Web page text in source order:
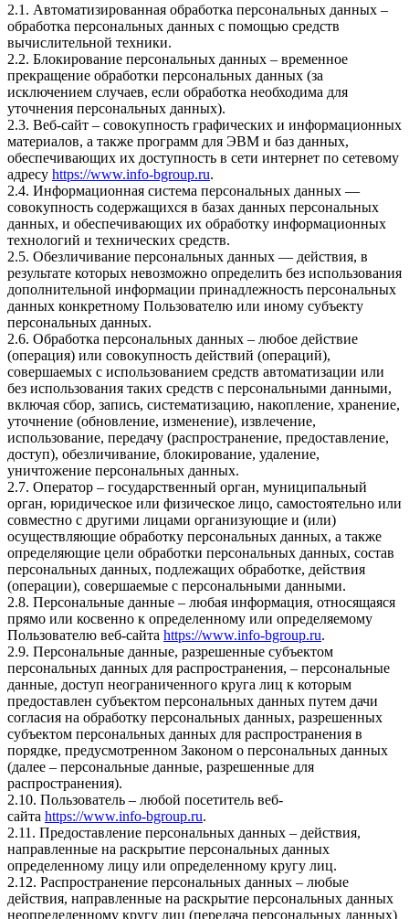
2.1. Автоматизированная обработка персональных данных –
обработка персональных данных с помощью средств
вычислительной техники.
2.2. Блокирование персональных данных – временное
прекращение обработки персональных данных (за
исключением случаев, если обработка необходима для
уточнения персональных данных).
2.3. Веб-сайт – совокупность графических и информационных
материалов, а также программ для ЭВМ и баз данных,
обеспечивающих их доступность в сети интернет по сетевому
адресу https://www.info-bgroup.ru.
2.4. Информационная система персональных данных —
совокупность содержащихся в базах данных персональных
данных, и обеспечивающих их обработку информационных
технологий и технических средств.
2.5. Обезличивание персональных данных — действия, в
результате которых невозможно определить без использования
дополнительной информации принадлежность персональных
данных конкретному Пользователю или иному субъекту
персональных данных.
2.6. Обработка персональных данных – любое действие
(операция) или совокупность действий (операций),
совершаемых с использованием средств автоматизации или
без использования таких средств с персональными данными,
включая сбор, запись, систематизацию, накопление, хранение,
уточнение (обновление, изменение), извлечение,
использование, передачу (распространение, предоставление,
доступ), обезличивание, блокирование, удаление,
уничтожение персональных данных.
2.7. Оператор – государственный орган, муниципальный
орган, юридическое или физическое лицо, самостоятельно или
совместно с другими лицами организующие и (или)
осуществляющие обработку персональных данных, а также
определяющие цели обработки персональных данных, состав
персональных данных, подлежащих обработке, действия
(операции), совершаемые с персональными данными.
2.8. Персональные данные – любая информация, относящаяся
прямо или косвенно к определенному или определяемому
Пользователю веб-сайта https://www.info-bgroup.ru.
2.9. Персональные данные, разрешенные субъектом
персональных данных для распространения, – персональные
данные, доступ неограниченного круга лиц к которым
предоставлен субъектом персональных данных путем дачи
согласия на обработку персональных данных, разрешенных
субъектом персональных данных для распространения в
порядке, предусмотренном Законом о персональных данных
(далее – персональные данные, разрешенные для
распространения).
2.10. Пользователь – любой посетитель веб-
сайта https://www.info-bgroup.ru.
2.11. Предоставление персональных данных – действия,
направленные на раскрытие персональных данных
определенному лицу или определенному кругу лиц.
2.12. Распространение персональных данных – любые
действия, направленные на раскрытие персональных данных
неопределенному кругу лиц (передача персональных данных)